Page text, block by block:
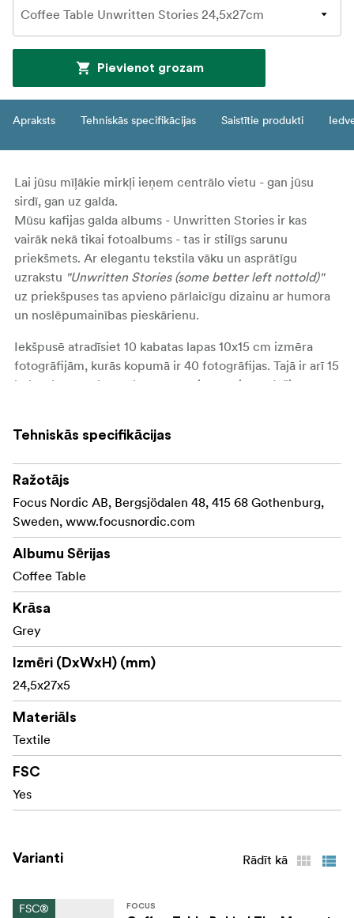
Pievienot grozam
Apraksts Tehniskās specifikācijas Saistītie produkti
Lai jūsu mīļākie mirkļi ieņem centrālo vietu - gan jūsu
sirdī, gan uz galda.
Mūsu kafijas galda albums - Unwritten Stories ir kas
vairāk nekā tikai fotoalbums - tas ir stilīgs sarunu
priekšmets. Ar elegantu tekstila vāku un asprātīgu
uzrakstu "Unwritten Stories (some better left nottold)"
uz priekšpuses tas apvieno pārlaicīgu dizainu ar humora
un noslēpumainības pieskārienu.
Iekšpusē atradīsiet 10 kabatas lapas 10x15 cm izmēra
fotogrāfijām, kurās kopumā ir 40 fotogrāfijas. Tajā ir arī 15
baltas kartona lapas, kurās varat izpausties radoši -
ceļojumu, ģimenes atmiņu vai mazo ikdienas mirkļu
iemūžināšanai.
Izmērs 24,5 × 27 × 5 cm un lapu izmēri 19,8 × 21 cm, un
tas ir lieliski piemērots izstādīšanai uz kafijas galdiņa vai
plaukta.
Darbs, kas ir gan dekoratīvs, gan nozīmīgs - aicinot atvērt
to, izdzīvot savus stāstus un, iespējams, dažus saglabāt
neuzrakstītus.
Tehniskās specifikācijas
Ražotājs
Focus Nordic AB, Bergsjödalen 48, 415 68 Gothenburg,
Sweden, www.focusnordic.com
Albumu Sērijas
Coffee Table
Krāsa
Grey
Izmēri (DxWxH) (mm)
24,5x27x5
Materiāls
Textile
FSC
Yes
Varianti Rādīt kā
FSC® FOCUS